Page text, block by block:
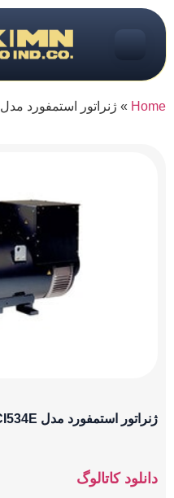
Home
» ژنراتور استمفورد مدل HCI534E
ژنراتور استمفورد مدل HCI534E
دانلود کاتالوگ